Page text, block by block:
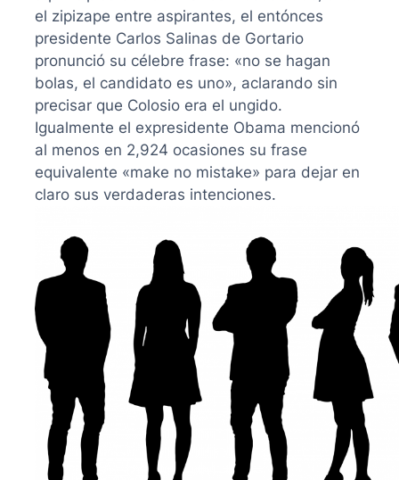
el zipizape entre aspirantes, el entónces
presidente Carlos Salinas de Gortario
pronunció su célebre frase: «no se hagan
bolas, el candidato es uno», aclarando sin
precisar que Colosio era el ungido.
Igualmente el expresidente Obama mencionó
al menos en 2,924 ocasiones su frase
equivalente «make no mistake» para dejar en
claro sus verdaderas intenciones.